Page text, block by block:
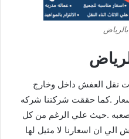
نقل العفش داخل وخارج
.كما حققت شركتنا شركه
.حيث علي الرغم من كل
الي ان اسعارنا لا مثيل لها